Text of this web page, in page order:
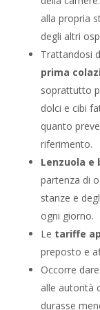
alla propria
degli altri
Trattandosi
prima
soprattutto
dolci e cibi
quanto
riferimento.
Lenzuola e
partenza di
stanze e
ogni giorno.
Le tariffe
preposto e
Occorre dare
alle autorità
durasse